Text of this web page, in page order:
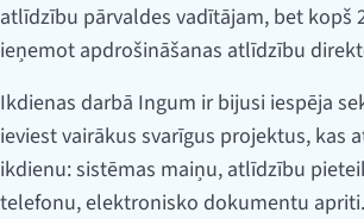
atlīdzību pārvaldes vadītājam, bet kopš
ieņemot apdrošināšanas atlīdzību
Ikdienas darbā Ingum ir bijusi iespēja
ieviest vairākus svarīgus projektus, kas
ikdienu: sistēmas maiņu, atlīdzību
telefonu, elektronisko dokumentu